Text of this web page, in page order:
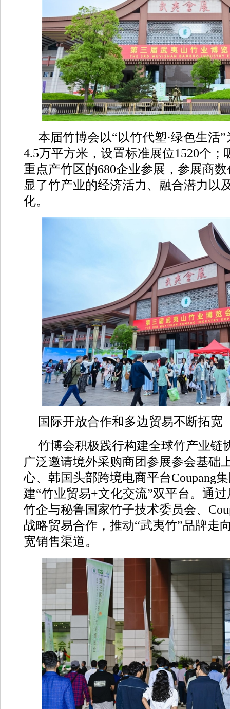
本届竹博会以“以竹代塑·绿色生活
4.5万平方米，设置标准展位1520个；
重点产竹区的680企业参展，参展商
显了竹产业的经济活力、融合潜力以
化。
国际开放合作和多边贸易不断拓宽
竹博会积极践行构建全球竹产业链
广泛邀请境外采购商团参展参会基础
心、韩国头部跨境电商平台Coupang
建“竹业贸易+文化交流”双平台。通
竹企与秘鲁国家竹子技术委员会、
战略贸易合作，推动“武夷竹”品牌走
宽销售渠道。